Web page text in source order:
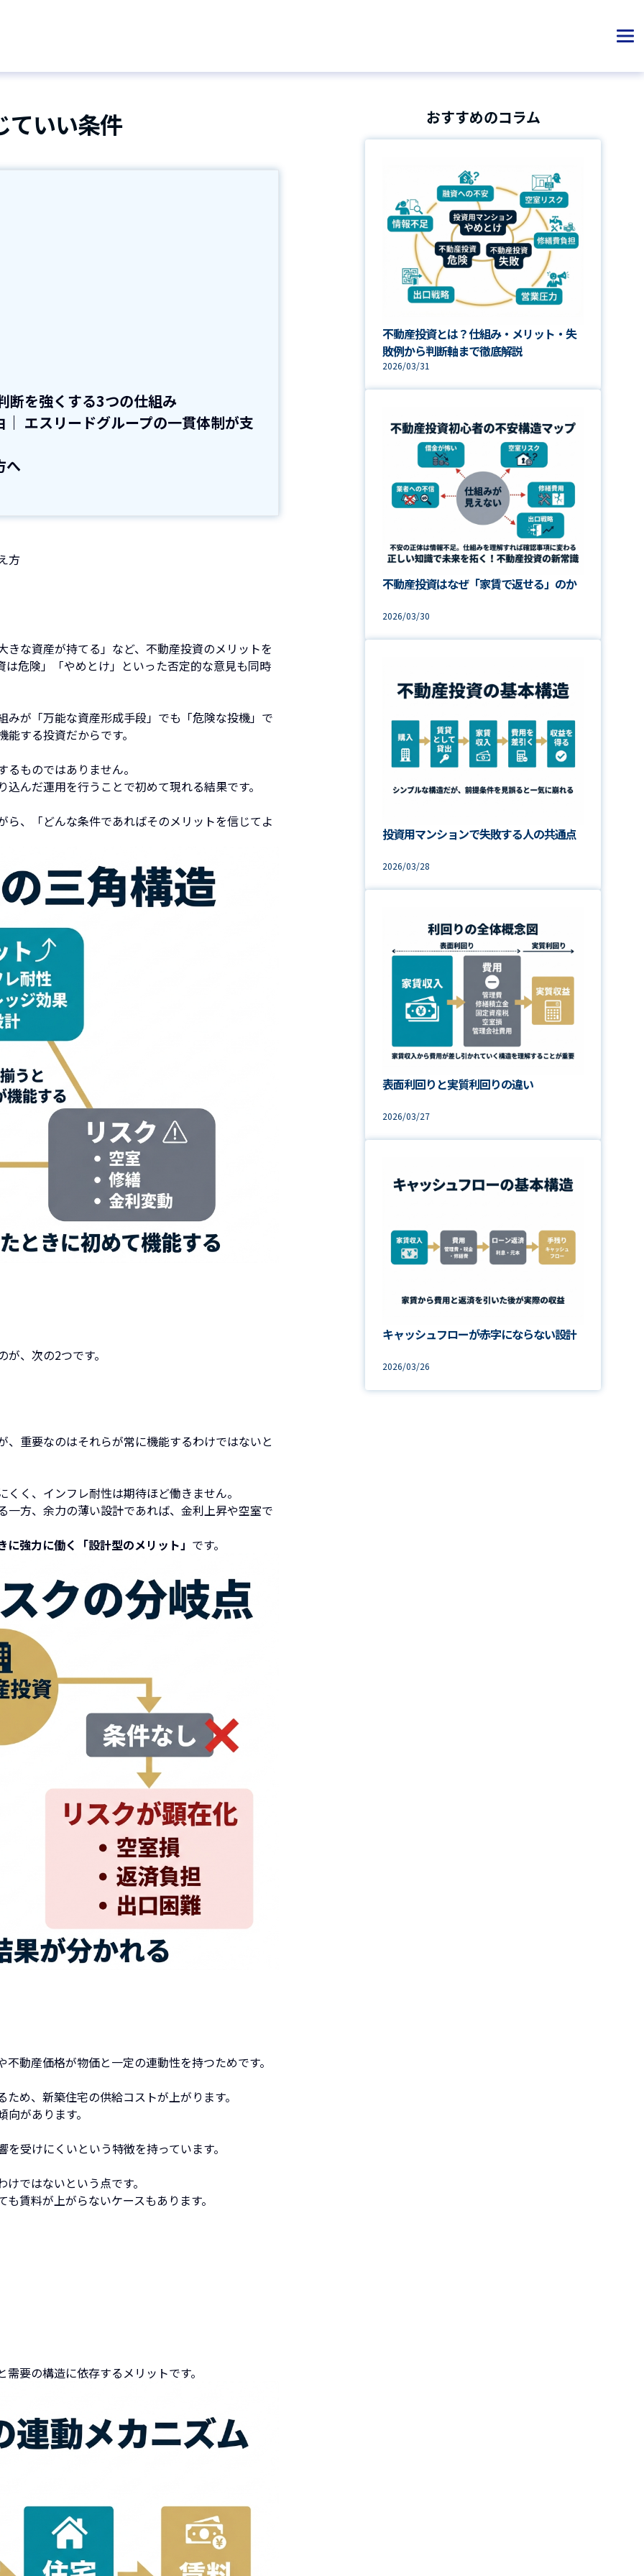
ていい条件
断を強くする3つの仕組み
エスリードグループの一貫体制が支
へ
方
な資産が持てる」など、不動産投資のメリットを
危険」「やめとけ」といった否定的な意見も同時
が「万能な資産形成手段」でも「危険な投機」で
する投資だからです。
ものではありません。
んだ運用を行うことで初めて現れる結果です。
、「どんな条件であればそのメリットを信じてよ
、次の2つです。
重要なのはそれらが常に機能するわけではないと
く、インフレ耐性は期待ほど働きません。
方、余力の薄い設計であれば、金利上昇や空室で
に強力に働く「設計型のメリット」 です。
動産価格が物価と一定の連動性を持つためです。
め、新築住宅の供給コストが上がります。
があります。
受けにくいという特徴を持っています。
ではないという点です。
賃料が上がらないケースもあります。
要の構造に依存するメリットです。
おすすめのコラム
不動産投資とは？仕組み・メリット・失
敗例から判断軸まで徹底解説
2026/03/31
不動産投資はなぜ「家賃で返せる」のか
2026/03/30
投資用マンションで失敗する人の共通点
2026/03/28
表面利回りと実質利回りの違い
2026/03/27
キャッシュフローが赤字にならない設計
2026/03/26